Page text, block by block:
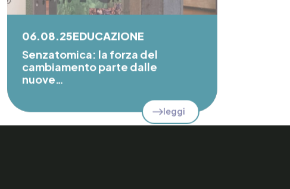
06.08.25EDUCAZIONE
Senzatomica: la forza del
cambiamento parte dalle
nuove…
leggi